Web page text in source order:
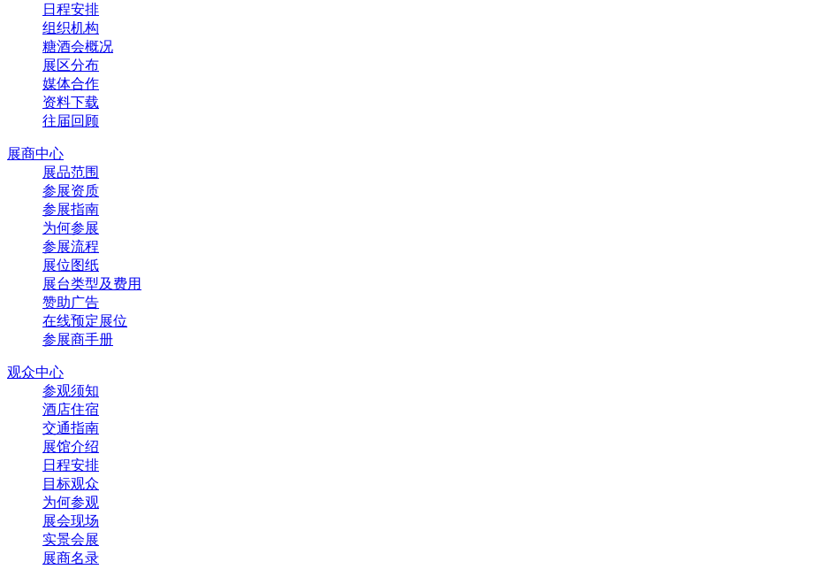
日程安排
组织机构
糖酒会概况
展区分布
媒体合作
资料下载
往届回顾
展商中心
展品范围
参展资质
参展指南
为何参展
参展流程
展位图纸
展台类型及费用
赞助广告
在线预定展位
参展商手册
观众中心
参观须知
酒店住宿
交通指南
展馆介绍
日程安排
目标观众
为何参观
展会现场
实景会展
展商名录